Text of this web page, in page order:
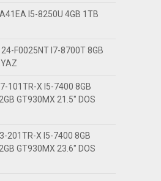
I5-8250U 4GB 1TB
F0025NT I7-8700T 8GB
101TR-X I5-7400 8GB
GT930MX 21.5″ DOS
201TR-X I5-7400 8GB
GT930MX 23.6″ DOS